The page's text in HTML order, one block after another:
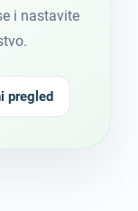
i nastavite
pregled